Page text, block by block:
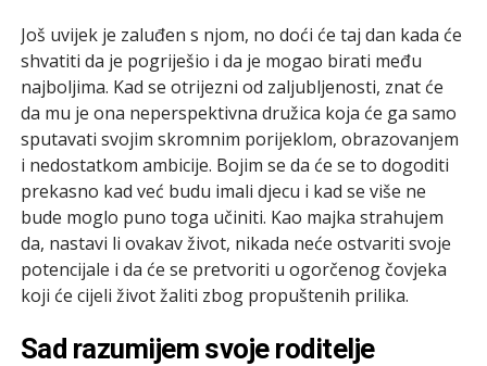
Još uvijek je zaluđen s njom, no doći će taj dan kada će
shvatiti da je pogriješio i da je mogao birati među
najboljima. Kad se otrijezni od zaljubljenosti, znat će
da mu je ona neperspektivna družica koja će ga samo
sputavati svojim skromnim porijeklom, obrazovanjem
i nedostatkom ambicije. Bojim se da će se to dogoditi
prekasno kad već budu imali djecu i kad se više ne
bude moglo puno toga učiniti. Kao majka strahujem
da, nastavi li ovakav život, nikada neće ostvariti svoje
potencijale i da će se pretvoriti u ogorčenog čovjeka
koji će cijeli život žaliti zbog propuštenih prilika.
Sad razumijem svoje roditelje